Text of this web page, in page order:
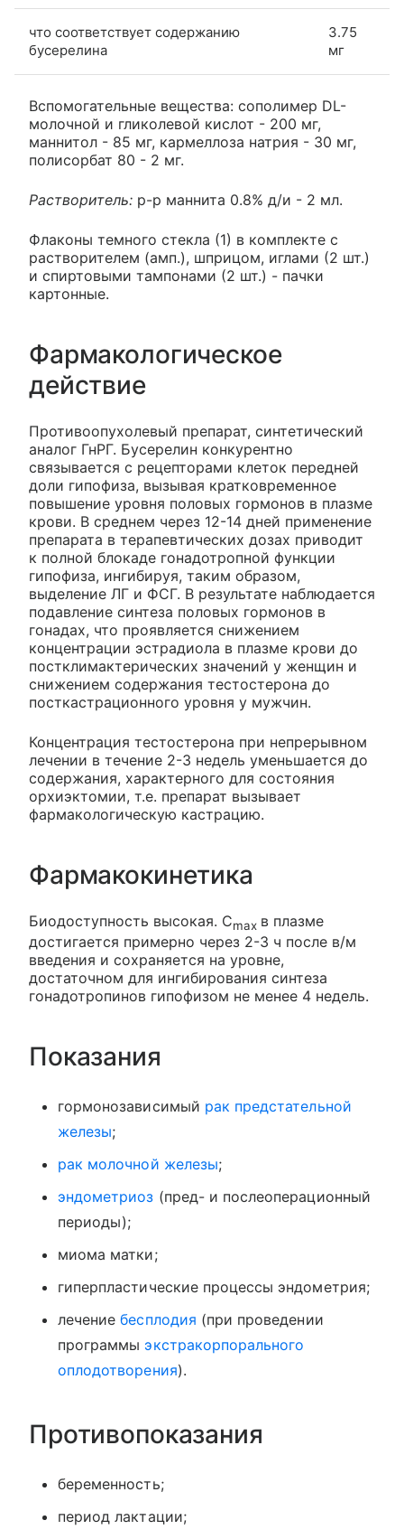
что соответствует содержанию
бусерелина
3.75
мг
Вспомогательные вещества: сополимер DL-
молочной и гликолевой кислот - 200 мг,
маннитол - 85 мг, кармеллоза натрия - 30 мг,
полисорбат 80 - 2 мг.
Растворитель: р-р маннита 0.8% д/и - 2 мл.
Флаконы темного стекла (1) в комплекте с
растворителем (амп.), шприцом, иглами (2 шт.)
и спиртовыми тампонами (2 шт.) - пачки
картонные.
Фармакологическое
действие
Противоопухолевый препарат, синтетический
аналог ГнРГ. Бусерелин конкурентно
связывается с рецепторами клеток передней
доли гипофиза, вызывая кратковременное
повышение уровня половых гормонов в плазме
крови. В среднем через 12-14 дней применение
препарата в терапевтических дозах приводит
к полной блокаде гонадотропной функции
гипофиза, ингибируя, таким образом,
выделение ЛГ и ФСГ. В результате наблюдается
подавление синтеза половых гормонов в
гонадах, что проявляется снижением
концентрации эстрадиола в плазме крови до
постклимактерических значений у женщин и
снижением содержания тестостерона до
посткастрационного уровня у мужчин.
Концентрация тестостерона при непрерывном
лечении в течение 2-3 недель уменьшается до
содержания, характерного для состояния
орхиэктомии, т.е. препарат вызывает
фармакологическую кастрацию.
Фармакокинетика
Биодоступность высокая. Cmax в плазме
достигается примерно через 2-3 ч после в/м
введения и сохраняется на уровне,
достаточном для ингибирования синтеза
гонадотропинов гипофизом не менее 4 недель.
Показания
гормонозависимый рак предстательной
железы;
рак молочной железы;
эндометриоз (пред- и послеоперационный
периоды);
миома матки;
гиперпластические процессы эндометрия;
лечениебесплодия (при проведении
программы экстракорпорального
оплодотворения).
Противопоказания
беременность;
период лактации;